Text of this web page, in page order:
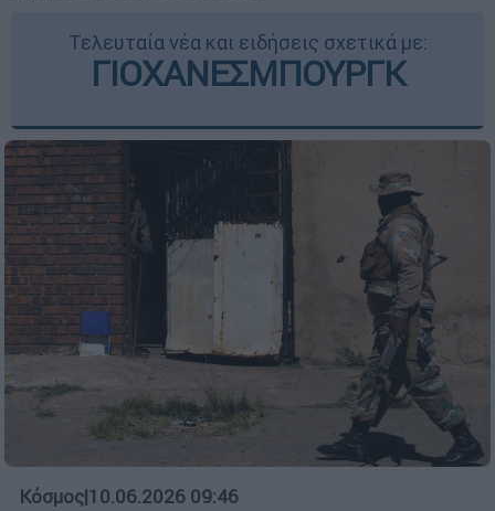
Τελευταία νέα και ειδήσεις σχετικά με:
ΓΙΟΧΑΝΕΣΜΠΟΥΡΓΚ
Κόσμος|10.06.2026 09:46